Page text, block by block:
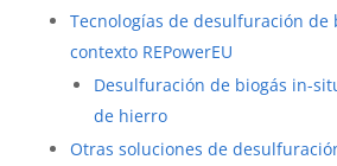
Tecnologías de desulfuración de
contexto REPowerEU
Desulfuración de biogás in-
de hierro
Otras soluciones de